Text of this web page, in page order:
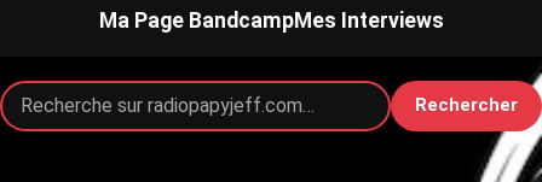
Ma Page BandcampMes Interviews
Rechercher